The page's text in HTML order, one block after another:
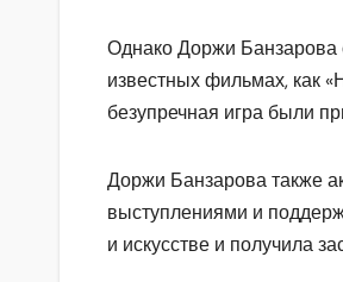
Однако Доржи Банзарова
известных фильмах, как
безупречная игра были
Доржи Банзарова также
выступлениями и
и искусстве и получила